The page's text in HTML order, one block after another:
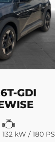
GDI
132 kW / 180 PS